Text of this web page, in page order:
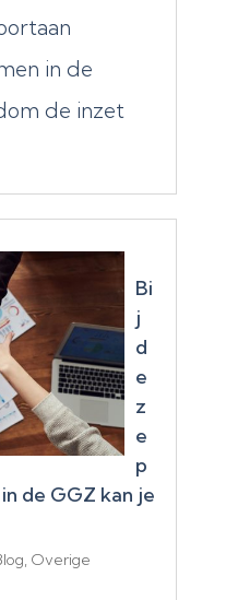
in de
de inzet
Bi
j
d
e
z
e
p
de GGZ kan je
, Overige